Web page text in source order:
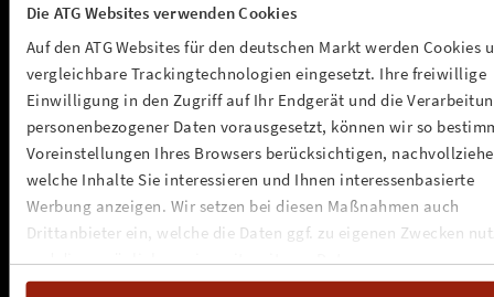
Die ATG Websites verwenden Cookies
Auf den ATG Websites für den deutschen Markt werden Cookies
vergleichbare Trackingtechnologien eingesetzt. Ihre freiwillige
Einwilligung in den Zugriff auf Ihr Endgerät und die
personenbezogener Daten vorausgesetzt, können wir so
Voreinstellungen Ihres Browsers berücksichtigen,
welche Inhalte Sie interessieren und Ihnen interessenbasierte
Werbung anzeigen. Wir setzen bei diesen Maßnahmen auch
Drittanbieter ein, welche die Daten ggf. zu eigenen Zwecken
führen. Weitere Informationen, insbesondere zur Speicherdauer,
Kleine Seilerstrasse 1
D - 20359 Hamburg
info@assconcerts.com
»anfahrt
NEWSLETTER
www.assconcerts.com
» about us
»unsere werte